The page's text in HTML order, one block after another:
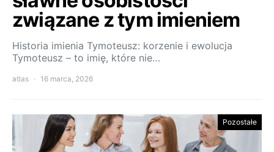
związane z tym imieniem
Historia imienia Tymoteusz: korzenie i ewolucja
Tymoteusz – to imię, które nie…
atlas 16 marca, 2026
Pozostałe